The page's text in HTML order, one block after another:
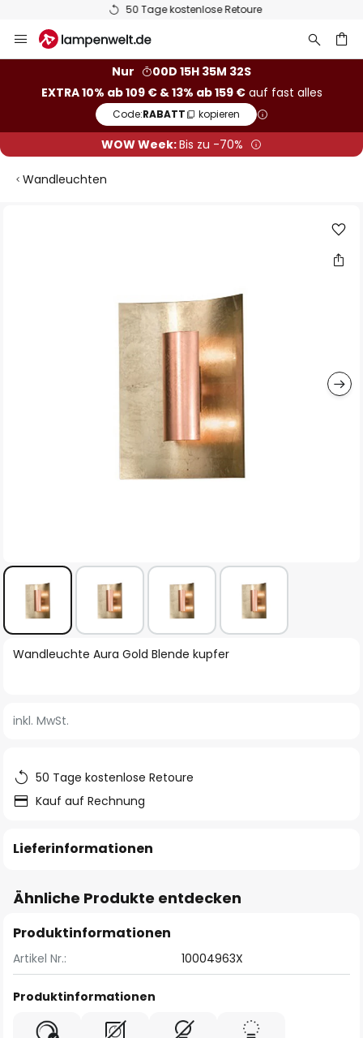
50 Tage kostenlose Retoure
Inhalt
Nur
00D 15H 35M 32S
EXTRA 10% ab 109 € & 13% ab 159 €auf fast alles
Code:RABATT kopieren
WOW Week:Bis zu -70%
Wandleuchten
Zum
springen
Wandleuchte Aura Gold Blende kupfer
inkl. MwSt.
50 Tage kostenlose Retoure
Kauf auf Rechnung
Lieferinformationen
Ähnliche Produkte entdecken
Produktinformationen
Artikel Nr.: 10004963X
Produktinformationen